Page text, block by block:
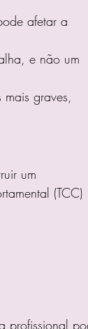
afetar a
e não um
graves,
um
(TCC)
profissional